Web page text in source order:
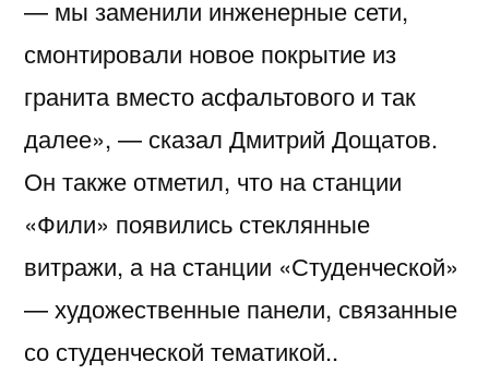
— мы заменили инженерные сети,
смонтировали новое покрытие из
гранита вместо асфальтового и так
далее», — сказал Дмитрий Дощатов.
Он также отметил, что на станции
«Фили» появились стеклянные
витражи, а на станции «Студенческой»
— художественные панели, связанные
со студенческой тематикой..